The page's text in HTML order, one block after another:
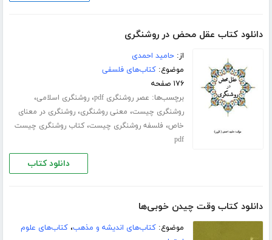
دانلود کتاب عقل محض در روشنگری
از:حامید احمدی
موضوع:کتاب‌های فلسفی
۱۷۶ صفحه
برچسب‌ها: عصر روشنگری pdf ،روشنگری اسلامی،
روشنگری چیست، معنی روشنگری،روشنگری در معنای
خاص، فلسفه روشنگری چیست،کتاب روشنگری چیست
pdf
دانلود کتاب
دانلود کتاب وقت چیدن خوبی‌ها
موضوع:کتاب‌های اندیشه و مذهب،کتاب‌های علوم